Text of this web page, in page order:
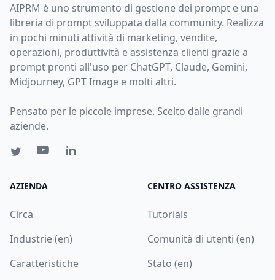
AIPRM è uno strumento di gestione dei prompt e una
libreria di prompt sviluppata dalla community. Realizza
in pochi minuti attività di marketing, vendite,
operazioni, produttività e assistenza clienti grazie a
prompt pronti all'uso per ChatGPT, Claude, Gemini,
Midjourney, GPT Image e molti altri.
Pensato per le piccole imprese. Scelto dalle grandi
aziende.
AZIENDA
Circa
Industrie (en)
Caratteristiche
CENTRO ASSISTENZA
Tutorials
Comunità di utenti (en)
Stato (en)